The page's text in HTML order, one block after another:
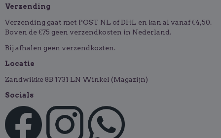
Verzending
Verzending gaat met POST NL of DHL en kan al vanaf €4,50.
Boven de €75 geen verzendkosten in Nederland.
Bij afhalen geen verzendkosten.
Locatie
Zandwikke 8B 1731 LN Winkel (Magazijn)
Socials